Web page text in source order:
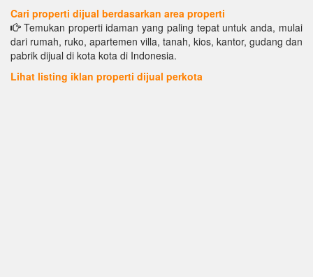
Cari properti dijual berdasarkan area properti
Temukan properti idaman yang paling tepat untuk anda, mulai
dari rumah, ruko, apartemen villa, tanah, kios, kantor, gudang dan
pabrik dijual di kota kota di Indonesia.
Lihat listing iklan properti dijual perkota